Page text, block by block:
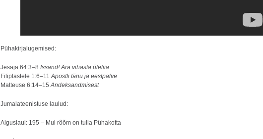
Pühakirjalugemised:
Jesaja 64:3–8 Issand! Ära vihasta üleliia
Filiplastele 1:6–11Apostli tänu ja eestpalve
Matteuse 6:14–15Andeksandmisest
Jumalateenistuse laulud:
Alguslaul: 195 – Mul rõõm on tulla Pühakotta